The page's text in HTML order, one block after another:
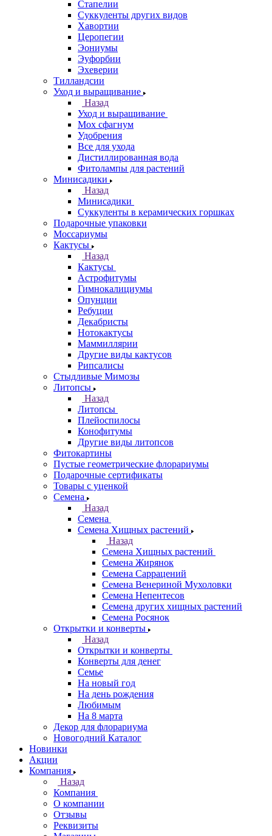
Стапелии
Суккуленты других видов
Хавортии
Церопегии
Эониумы
Эуфорбии
Эхеверии
Тилландсии
Уход и выращивание
Назад
Уход и выращивание
Мох сфагнум
Удобрения
Все для ухода
Дистиллированная вода
Фитолампы для растений
Минисадики
Назад
Минисадики
Суккуленты в керамических горшках
Подарочные упаковки
Моссариумы
Кактусы
Назад
Кактусы
Астрофитумы
Гимнокалициумы
Опунции
Ребуции
Декабристы
Нотокактусы
Маммиллярии
Другие виды кактусов
Рипсалисы
Стыдливые Мимозы
Литопсы
Назад
Литопсы
Плейоспилосы
Конофитумы
Другие виды литопсов
Фитокартины
Пустые геометрические флорариумы
Подарочные сертификаты
Товары с уценкой
Семена
Назад
Семена
Семена Хищных растений
Назад
Семена Хищных растений
Семена Жирянок
Семена Саррацений
Семена Венериной Мухоловки
Семена Непентесов
Семена других хищных растений
Семена Росянок
Открытки и конверты
Назад
Открытки и конверты
Конверты для денег
Семье
На новый год
На день рождения
Любимым
На 8 марта
Декор для флорариума
Новогодний Каталог
Новинки
Акции
Компания
Назад
Компания
О компании
Отзывы
Реквизиты